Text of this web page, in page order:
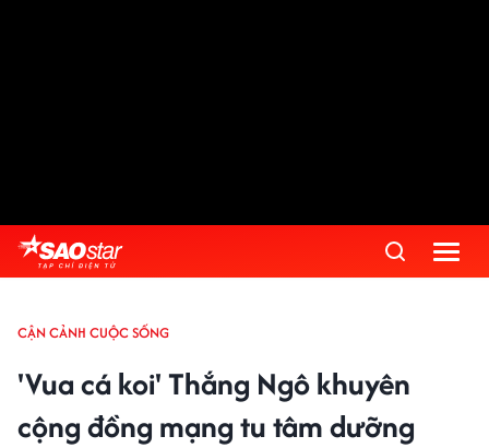
CẬN CẢNH CUỘC SỐNG
'Vua cá koi' Thắng Ngô khuyên
cộng đồng mạng tu tâm dưỡng